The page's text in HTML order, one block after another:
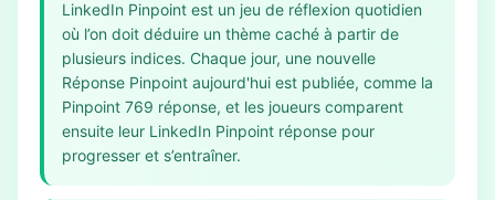
LinkedIn Pinpoint est un jeu de réflexion quotidien
où l’on doit déduire un thème caché à partir de
plusieurs indices. Chaque jour, une nouvelle
Réponse Pinpoint aujourd'hui est publiée, comme la
Pinpoint 769 réponse, et les joueurs comparent
ensuite leur LinkedIn Pinpoint réponse pour
progresser et s’entraîner.